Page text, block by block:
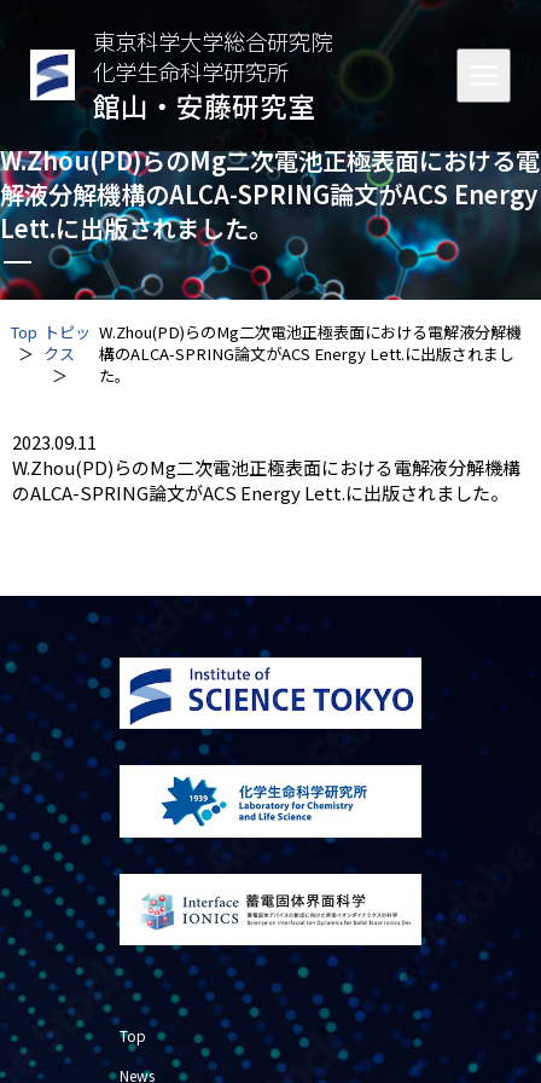
東京科学大学総合研究院
化学生命科学研究所
館山・安藤研究室
W.Zhou(PD)らのMg二次電池正極表面における電
解液分解機構のALCA-SPRING論文がACS Energy
Lett.に出版されました。
Top トピッ
クス
W.Zhou(PD)らのMg二次電池正極表面における電解液分解機
構のALCA-SPRING論文がACS Energy Lett.に出版されまし
た。
2023.09.11
W.Zhou(PD)らのMg二次電池正極表面における電解液分解機構
のALCA-SPRING論文がACS Energy Lett.に出版されました。
Top
News